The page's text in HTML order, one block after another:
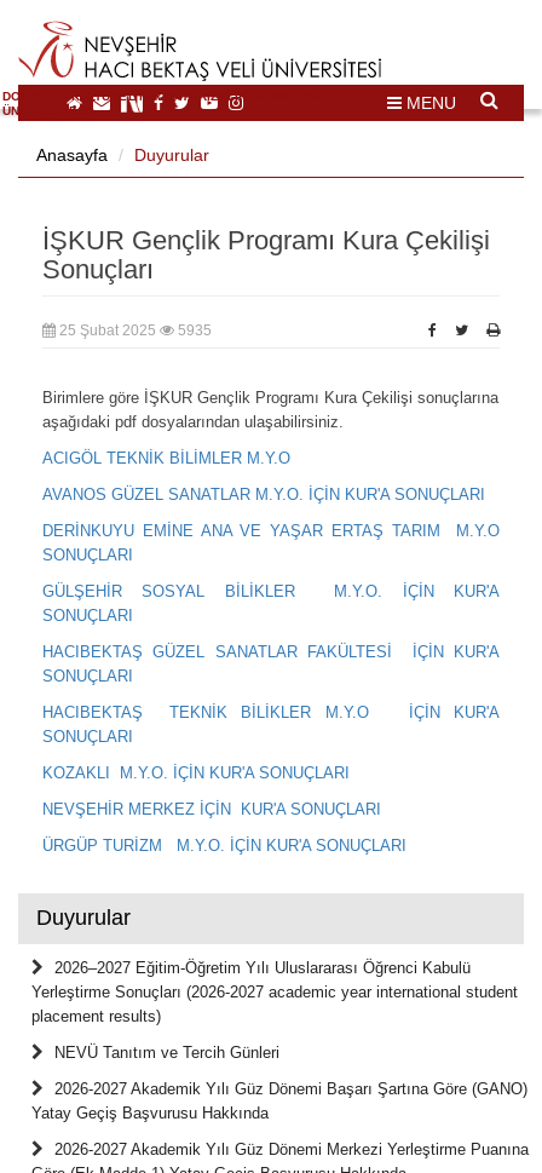
DOĞAL VE KÜLTÜREL MİRAS TURİZMİ İHTİSASLAŞMA
ÜNİVERSİTESİ
MENU
Anasayfa Duyurular
İŞKUR Gençlik Programı Kura Çekilişi
Sonuçları
25 Şubat 2025 5935
Birimlere göre İŞKUR Gençlik Programı Kura Çekilişi sonuçlarına
aşağıdaki pdf dosyalarından ulaşabilirsiniz.
ACIGÖL TEKNİK BİLİMLER M.Y.O
AVANOS GÜZEL SANATLAR M.Y.O. İÇİN KUR'A SONUÇLARI
DERİNKUYU EMİNE ANA VE YAŞAR ERTAŞ TARIM M.Y.O
SONUÇLARI
GÜLŞEHİR SOSYAL BİLİKLER M.Y.O. İÇİN KUR'A
SONUÇLARI
HACIBEKTAŞ GÜZEL SANATLAR FAKÜLTESİ İÇİN KUR'A
SONUÇLARI
HACIBEKTAŞ TEKNİK BİLİKLER M.Y.O İÇİN KUR'A
SONUÇLARI
KOZAKLI M.Y.O. İÇİN KUR'A SONUÇLARI
NEVŞEHİR MERKEZ İÇİN KUR'A SONUÇLARI
ÜRGÜP TURİZM M.Y.O. İÇİN KUR'A SONUÇLARI
Duyurular
2026–2027 Eğitim-Öğretim Yılı Uluslararası Öğrenci Kabulü
Yerleştirme Sonuçları (2026-2027 academic year international student
placement results)
NEVÜ Tanıtım ve Tercih Günleri
2026-2027 Akademik Yılı Güz Dönemi Başarı Şartına Göre (GANO)
Yatay Geçiş Başvurusu Hakkında
2026-2027 Akademik Yılı Güz Dönemi Merkezi Yerleştirme Puanına